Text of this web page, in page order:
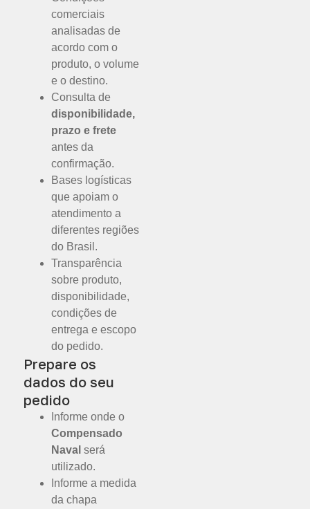
comerciais
analisadas de
acordo com o
produto, o volume
e o destino.
Consulta de
disponibilidade,
prazo e frete
antes da
confirmação.
Bases logísticas
que apoiam o
atendimento a
diferentes regiões
do Brasil.
Transparência
sobre produto,
disponibilidade,
condições de
entrega e escopo
do pedido.
Prepare os
dados do seu
pedido
Informe onde o
Compensado
Naval será
utilizado.
Informe a medida
da chapa